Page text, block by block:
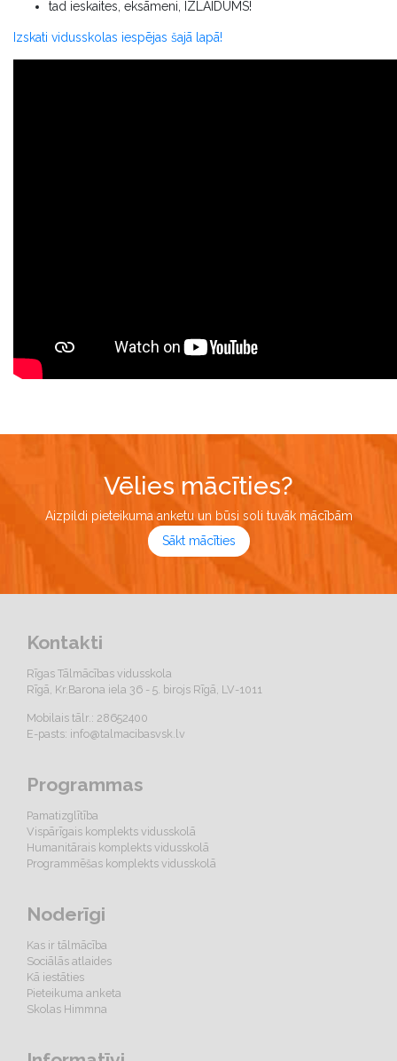
tad ieskaites, eksāmeni, IZLAIDUMS!
Izskati vidusskolas iespējas šajā lapā!
Vēlies mācīties?
Aizpildi pieteikuma anketu un būsi soli tuvāk mācībām
Sākt mācīties
Kontakti
Rīgas Tālmācības vidusskola
Rīgā, Kr.Barona iela 36 - 5. birojs Rīgā, LV-1011
Mobilais tālr.: 28652400
E-pasts: info@talmacibasvsk.lv
Programmas
Pamatizglītība
Vispārīgais komplekts vidusskolā
Humanitārais komplekts vidusskolā
Programmēšas komplekts vidusskolā
Noderīgi
Kas ir tālmācība
Sociālās atlaides
Kā iestāties
Pieteikuma anketa
Skolas Himmna